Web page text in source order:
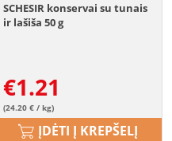
SCHESIR konservai su tunais
ir lašiša 50 g
€1.21
(24.20 € / kg)
ĮDĖTI Į KREPŠELĮ